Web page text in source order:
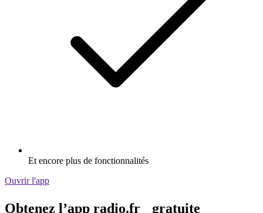
Et encore plus de fonctionnalités
Ouvrir l'app
Obtenez l’app radio.fr gratuite